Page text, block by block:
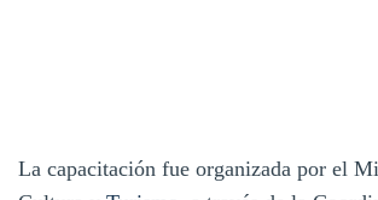
La capacitación fue organizada por el